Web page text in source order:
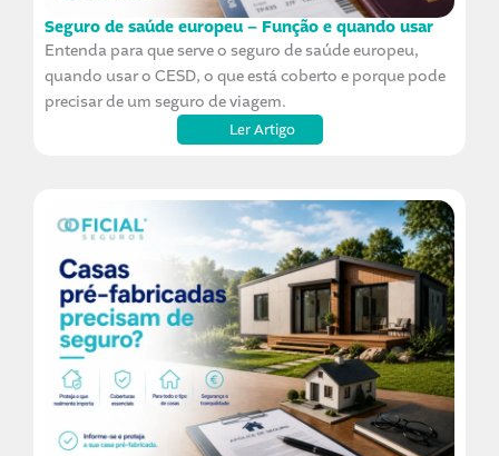
Seguro de saúde europeu – Função e quando usar
Entenda para que serve o seguro de saúde europeu,
quando usar o CESD, o que está coberto e porque pode
precisar de um seguro de viagem.
Ler Artigo